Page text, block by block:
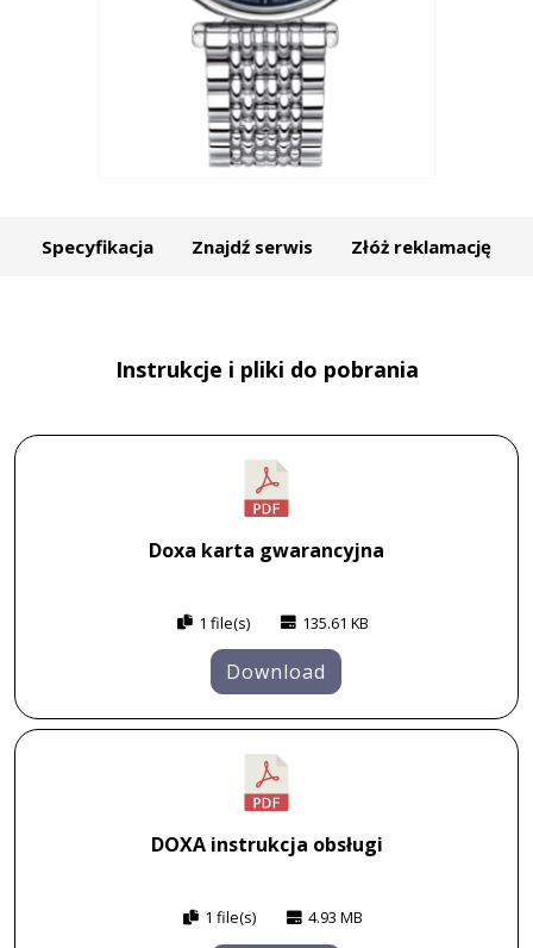
Specyfikacja Znajdź serwis Złóż reklamację
Instrukcje i pliki do pobrania
Doxa karta gwarancyjna
1 file(s) 135.61 KB
Download
DOXA instrukcja obsługi
1 file(s) 4.93 MB